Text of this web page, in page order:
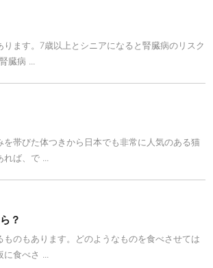
ます。7歳以上とシニアになると腎臓病のリスク
臓病 ...
帯びた体つきから日本でも非常に人気のある猫
れば、で ...
？
のもあります。どのようなものを食べさせては
に食べさ ...